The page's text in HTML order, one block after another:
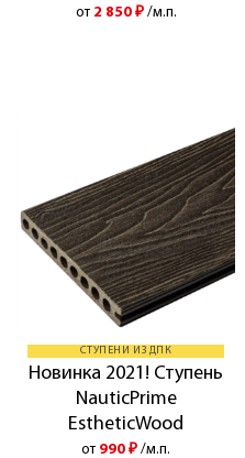
от 2 850 ₽ /м.п.
СТУПЕНИ ИЗ ДПК
Новинка 2021! Ступень
NauticPrime
EstheticWood
от 990 ₽ /м.п.